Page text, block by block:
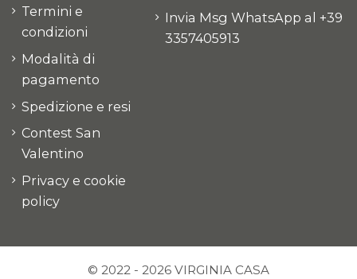
Termini e
condizioni
Modalità di
pagamento
Spedizione e resi
Contest San
Valentino
Privacy e cookie
policy
Invia Msg WhatsApp al +39
3357405913
© 2022 - 2026 VIRGINIA CASA